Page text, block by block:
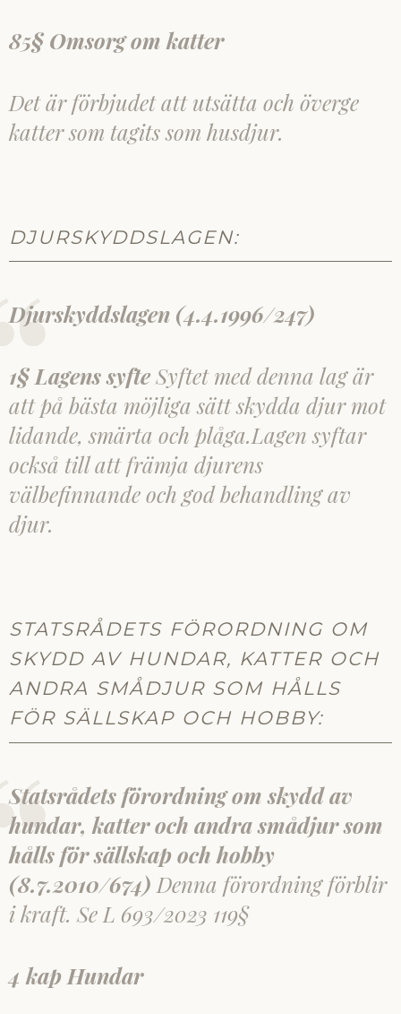
85§ Omsorg om katter
Det är förbjudet att utsätta och överge
katter som tagits som husdjur.
DJURSKYDDSLAGEN:
Djurskyddslagen (4.4.1996/247)
1§ Lagens syfteSyftet med denna lag är
att på bästa möjliga sätt skydda djur mot
lidande, smärta och plåga.Lagen syftar
också till att främja djurens
välbefinnande och god behandling av
djur.
STATSRÅDETS FÖRORDNING OM
SKYDD AV HUNDAR, KATTER OCH
ANDRA SMÅDJUR SOM HÅLLS
FÖR SÄLLSKAP OCH HOBBY:
Statsrådets förordning om skydd av
hundar, katter och andra smådjur som
hålls för sällskap och hobby
(8.7.2010/674) Denna förordning förblir
i kraft. Se L 693/2023 119§
4 kap Hundar